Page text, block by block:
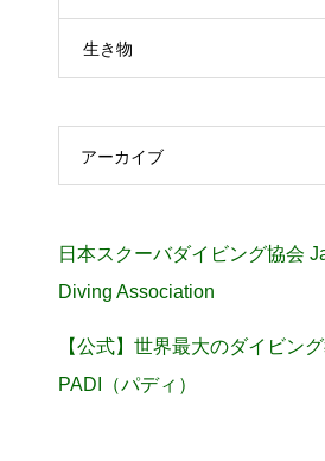
生き物
アーカイブ
日本スクーバダイビング協会
Diving Association
【公式】世界最大のダイビン
PADI（パディ）